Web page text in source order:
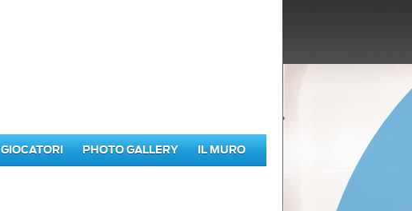
GIOCATORI PHOTO GALLERY IL MURO